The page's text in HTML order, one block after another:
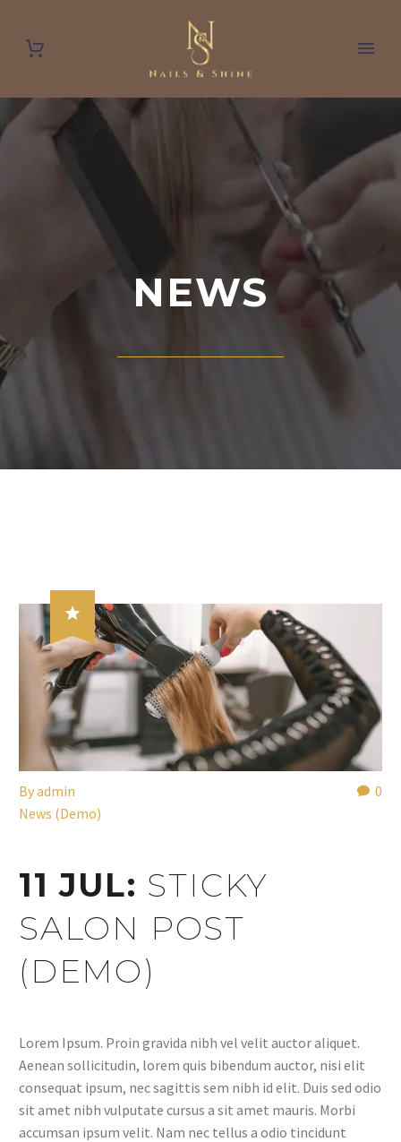
Appointment
NEWS

0
Byadmin
News (Demo)
11 JUL: STICKY
SALON POST
(DEMO)
Lorem Ipsum. Proin gravida nibh vel velit auctor aliquet.
Aenean sollicitudin, lorem quis bibendum auctor, nisi elit
consequat ipsum, nec sagittis sem nibh id elit. Duis sed odio
sit amet nibh vulputate cursus a sit amet mauris. Morbi
accumsan ipsum velit. Nam nec tellus a odio tincidunt